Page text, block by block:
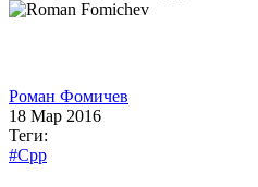
Роман Фомичев
18 Мар 2016
Теги:
#Cpp